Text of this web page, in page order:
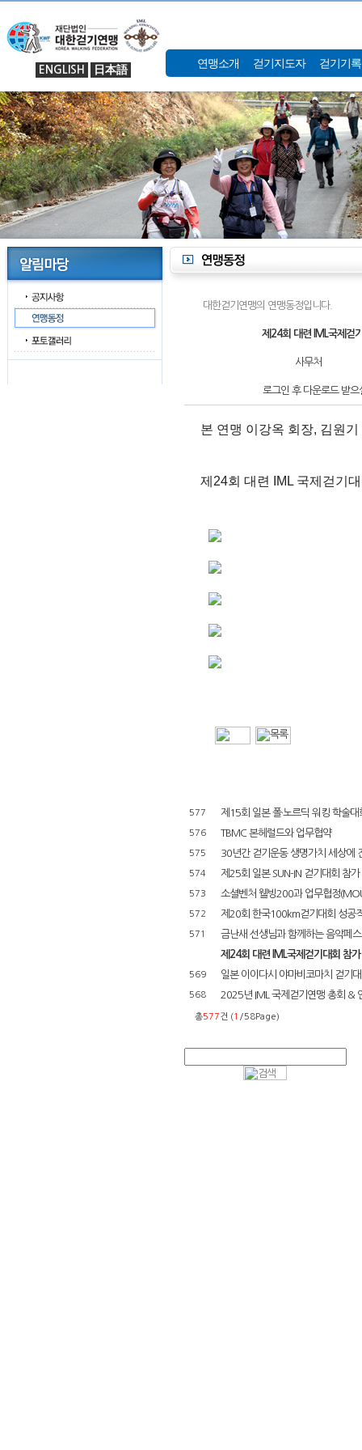
ENGLISH 日本語 연맹소개 걷기지도자 걷기기
대한걷기연맹의 연맹동정입니다.
제24회 대련 IML국제걷
사무처
로그인 후 다운로드 받으
본 연맹 이강옥 회장, 김원
제24회 대련 IML 국제걷기
577 제15회 일본 폴·노르딕 워킹 학술
576 TBMC 본헤럴드와 업무협약
575 30년간 걷기운동 생명가치 세상에
574 제25회 일본 SUN-IN 걷기대회 참가
573 소셜벤처 웰빙200과 업무협정
572 제20회 한국100km걷기대회 성공
571
금난새 선생님과 함께하는 음악페
제24회 대련 IML국제걷기대회 참가
569 일본 이이다시 야마비코마치 걷기
568 2025년 IML 국제걷기연맹 총회 &
총577건 (1 /58Page)